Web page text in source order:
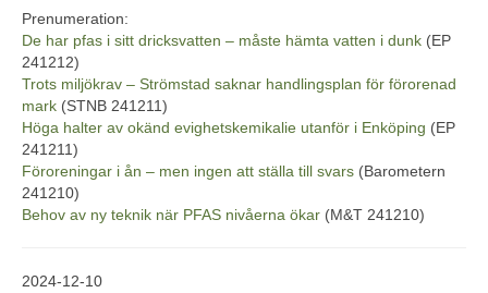
Prenumeration:
De har pfas i sitt dricksvatten – måste hämta vatten i dunk (EP
241212)
Trots miljökrav – Strömstad saknar handlingsplan för förorenad
mark (STNB 241211)
Höga halter av okänd evighetskemikalie utanför i Enköping (EP
241211)
Föroreningar i ån – men ingen att ställa till svars (Barometern
241210)
Behov av ny teknik när PFAS nivåerna ökar (M&T 241210)
2024-12-10